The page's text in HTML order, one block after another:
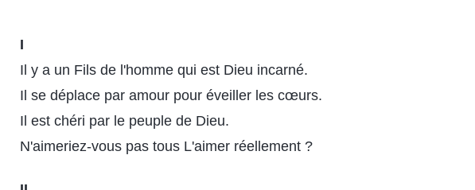
I
Il y a un Fils de l'homme qui est Dieu incarné.
Il se déplace par amour pour éveiller les cœurs.
Il est chéri par le peuple de Dieu.
N'aimeriez-vous pas tous L'aimer réellement ?